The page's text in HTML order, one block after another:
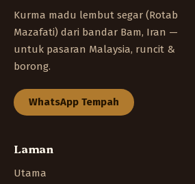
Kurma madu lembut segar (Rotab
Mazafati) dari bandar Bam, Iran —
untuk pasaran Malaysia, runcit &
borong.
WhatsApp Tempah
Laman
Utama